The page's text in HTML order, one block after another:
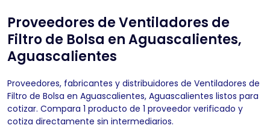
Proveedores de Ventiladores de
Filtro de Bolsa en Aguascalientes,
Aguascalientes
Proveedores, fabricantes y distribuidores de Ventiladores de
Filtro de Bolsa en Aguascalientes, Aguascalientes listos para
cotizar. Compara 1 producto de 1 proveedor verificado y
cotiza directamente sin intermediarios.